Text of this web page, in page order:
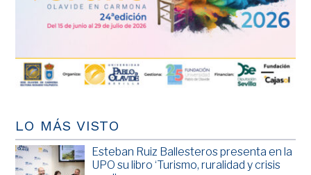
LO MÁS VISTO
Esteban Ruiz Ballesteros presenta en la
UPO su libro ‘Turismo, ruralidad y crisis